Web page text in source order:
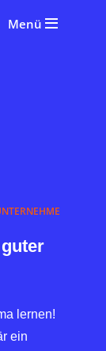
Menü
lernen!
ein